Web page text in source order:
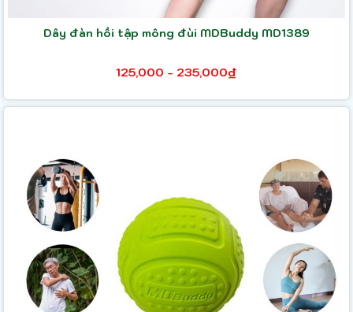
Dây đàn hồi tập mông đùi MDBuddy MD1389
125,000 - 235,000₫